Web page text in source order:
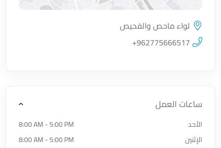
اضغط لتحميل الموقع
لواء ماحص والفحيص
+962775666517
ساعات العمل
الأحد
8:00 AM - 5:00 PM
الإثنين
8:00 AM - 5:00 PM